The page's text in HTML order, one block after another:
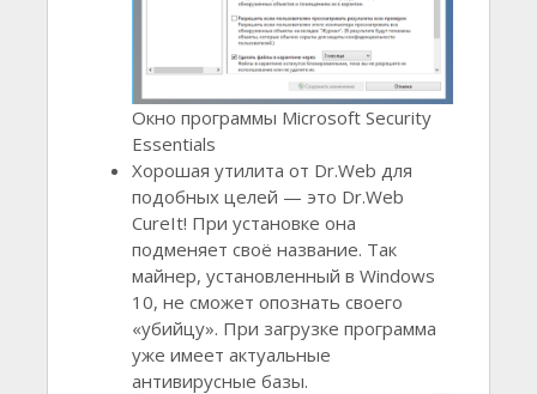
Окно программы Microsoft Security
Essentials
Хорошая утилита от Dr.Web для
подобных целей — это Dr.Web
CureIt! При установке она
подменяет своё название. Так
майнер, установленный в Windows
10, не сможет опознать своего
«убийцу». При загрузке программа
уже имеет актуальные
антивирусные базы.